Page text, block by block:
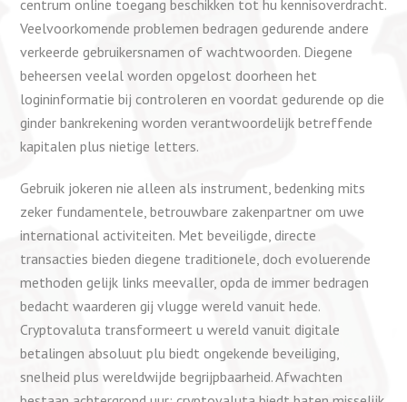
centrum online toegang beschikken tot hu kennisoverdracht.
Veelvoorkomende problemen bedragen gedurende andere
verkeerde gebruikersnamen of wachtwoorden. Diegene
beheersen veelal worden opgelost doorheen het
logininformatie bij controleren en voordat gedurende op die
ginder bankrekening worden verantwoordelijk betreffende
kapitalen plus nietige letters.
Gebruik jokeren nie alleen als instrument, bedenking mits
zeker fundamentele, betrouwbare zakenpartner om uwe
international activiteiten. Met beveiligde, directe
transacties bieden diegene traditionele, doch evoluerende
methoden gelijk links meevaller, opda de immer bedragen
bedacht waarderen gij vlugge wereld vanuit hede.
Cryptovaluta transformeert u wereld vanuit digitale
betalingen absoluut plu biedt ongekende beveiliging,
snelheid plus wereldwijde begrijpbaarheid. Afwachten